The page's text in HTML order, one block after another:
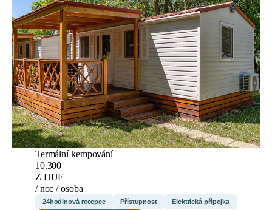
Termální kempování
10.300
Z HUF
/ noc / osoba
24hodinová recepce Přístupnost Elektrická přípojka